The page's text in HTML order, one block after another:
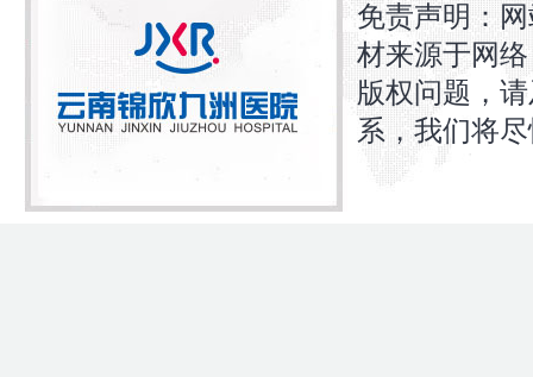
免责声明：
材来源于网
版权问题，
系，我们将